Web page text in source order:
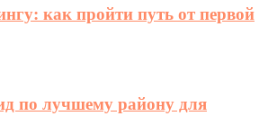
как пройти путь от первой
по лучшему району для